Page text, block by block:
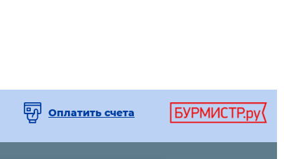
Оплатить счета